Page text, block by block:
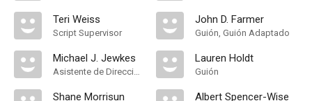
Teri Weiss
Script Supervisor
Michael J. Jewkes
Asistente de Dirección
Shane Morrisun
John D. Farmer
Guión, Guión Adaptado
Lauren Holdt
Guión
Albert Spencer-Wise